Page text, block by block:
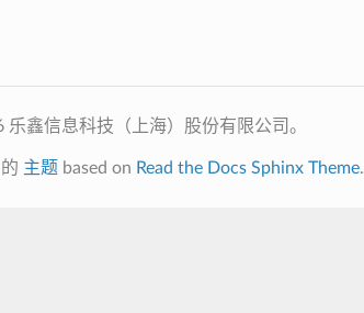
鑫信息科技（上海）股份有限公司。
主题 based on Read the Docs Sphinx Theme.